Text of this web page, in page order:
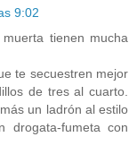
9:02
tienen mucha
te secuestren mejor
de tres al cuarto.
un ladrón al estilo
drogata-fumeta con